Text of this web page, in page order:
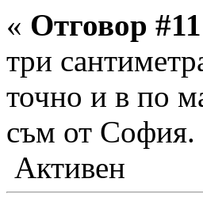
« Отговор
три
точно и в по
съм от София.
Активен